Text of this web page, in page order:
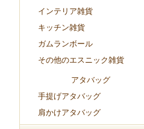
インテリア雑貨
キッチン雑貨
ガムランボール
その他のエスニック雑貨
アタバッグ
手提げアタバッグ
肩かけアタバッグ